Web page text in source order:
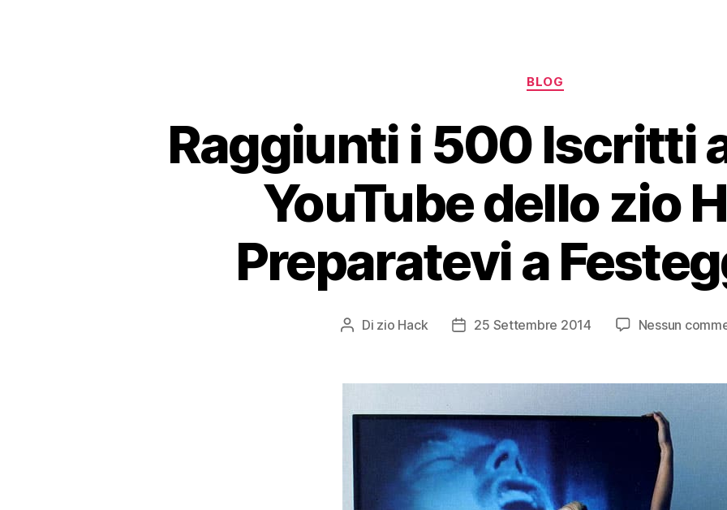
Categorie
BLOG
Raggiunti i 500 Iscritti
YouTube dello zio
Preparatevi a
Autore
Di zio Hack
Data25 Settembre 2014 Nessun